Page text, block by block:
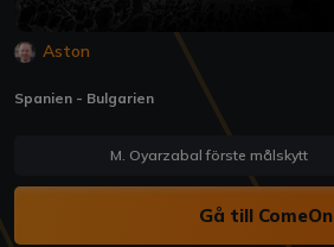
Aston
Spanien - Bulgarien
M. Oyarzabal förste målskytt
Gå till ComeOn